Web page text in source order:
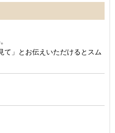
て」とお伝えいただけるとスム